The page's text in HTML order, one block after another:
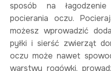
sposób na
pocierania oczu.
możesz wprowadzić
pyłki i sierść zwierząt
oczu może nawet
warstwy rogówki,